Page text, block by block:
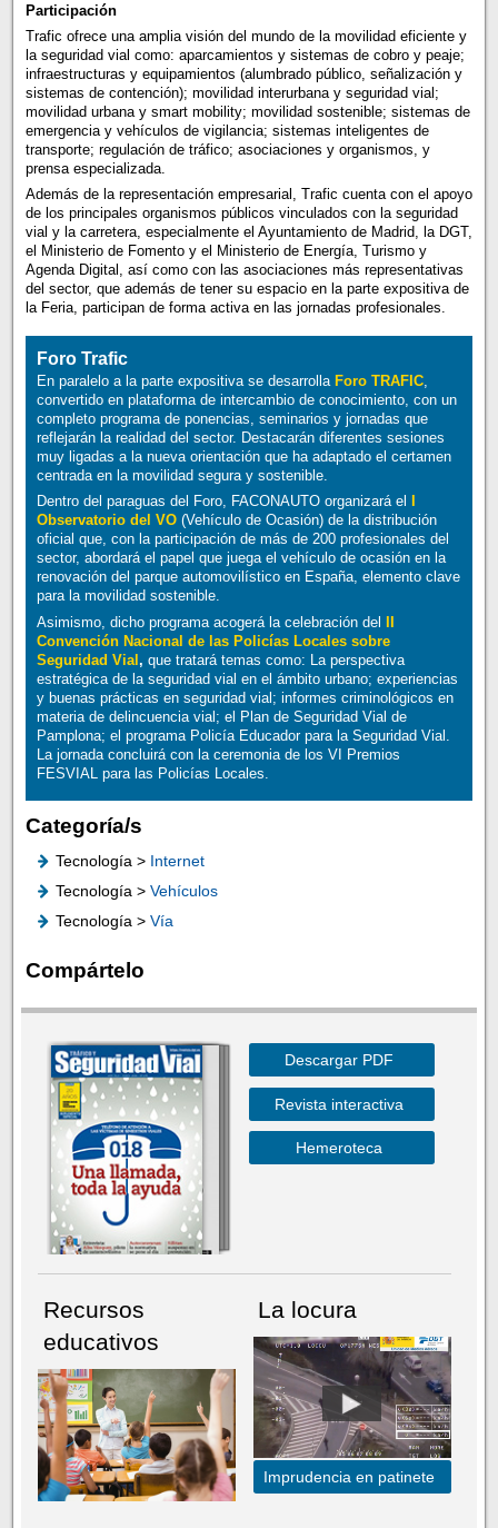
Participación
Trafic ofrece una amplia visión del mundo de la movilidad eficiente y
la seguridad vial como: aparcamientos y sistemas de cobro y peaje;
infraestructuras y equipamientos (alumbrado público, señalización y
sistemas de contención); movilidad interurbana y seguridad vial;
movilidad urbana y smart mobility; movilidad sostenible; sistemas de
emergencia y vehículos de vigilancia; sistemas inteligentes de
transporte; regulación de tráfico; asociaciones y organismos, y
prensa especializada.
Además de la representación empresarial, Trafic cuenta con el apoyo
de los principales organismos públicos vinculados con la seguridad
vial y la carretera, especialmente el Ayuntamiento de Madrid, la DGT,
el Ministerio de Fomento y el Ministerio de Energía, Turismo y
Agenda Digital, así como con las asociaciones más representativas
del sector, que además de tener su espacio en la parte expositiva de
la Feria, participan de forma activa en las jornadas profesionales.
Foro Trafic
En paralelo a la parte expositiva se desarrolla Foro TRAFIC,
convertido en plataforma de intercambio de conocimiento, con un
completo programa de ponencias, seminarios y jornadas que
reflejarán la realidad del sector. Destacarán diferentes sesiones
muy ligadas a la nueva orientación que ha adaptado el certamen
centrada en la movilidad segura y sostenible.
Dentro del paraguas del Foro, FACONAUTO organizará el
Observatorio del VO(Vehículo de Ocasión) de la distribución
oficial que, con la participación de más de 200 profesionales del
sector, abordará el papel que juega el vehículo de ocasión en la
renovación del parque automovilístico en España, elemento clave
para la movilidad sostenible.
Asimismo, dicho programa acogerá la celebración del II
Convención Nacional de las Policías Locales sobre
Seguridad Vial, que tratará temas como: La perspectiva
estratégica de la seguridad vial en el ámbito urbano; experiencias
y buenas prácticas en seguridad vial; informes criminológicos en
materia de delincuencia vial; el Plan de Seguridad Vial de
Pamplona; el programa Policía Educador para la Seguridad Vial.
La jornada concluirá con la ceremonia de los VI Premios
FESVIAL para las Policías Locales.
Categoría/s
Tecnología > Internet
Tecnología > Vehículos
Tecnología > Vía
Compártelo
Descargar PDF
Revista interactiva
Hemeroteca
Recursos
educativos
La locura
Imprudencia en patinete